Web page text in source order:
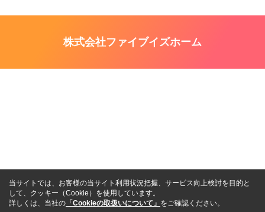
株式会社ファイブイズホーム
当サイトでは、お客様の当サイト利用状況把握、サービス向上検討を目的と
して、クッキー（Cookie）を使用しています。
詳しくは、当社の 「Cookieの取扱いについて」 をご確認ください。